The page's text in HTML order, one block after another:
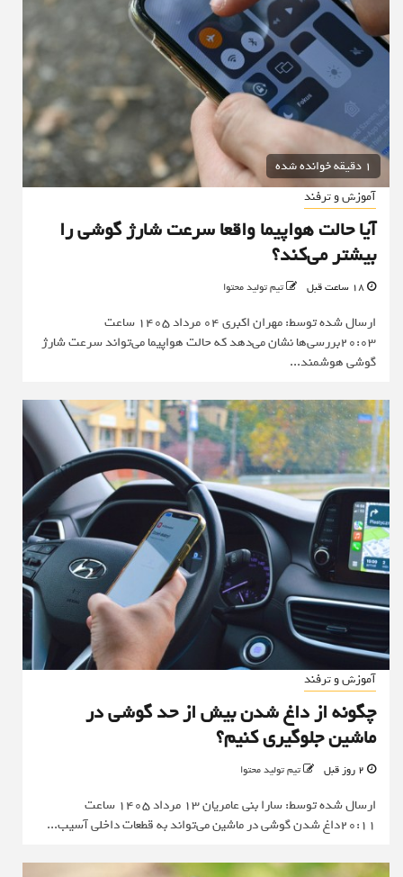
1 دقیقه خوانده شده
آموزش و ترفند
آیا حالت هواپیما واقعا سرعت شارژ گوشی را
بیشتر می‌کند؟
تیم تولید محتوا
ارسال شده توسط: مهران اکبری 04 مرداد 1405 ساعت
20:03بررسی‌ها نشان می‌دهد که حالت هواپیما می‌تواند سرعت شارژ
گوشی هوشمند...
آموزش و ترفند
چگونه از داغ شدن بیش از حد گوشی در
ماشین جلوگیری کنیم؟
تیم تولید محتوا
ارسال شده توسط: سارا بنی عامریان 13 مرداد 1405 ساعت
20:11داغ شدن گوشی در ماشین می‌تواند به قطعات داخلی آسیب...